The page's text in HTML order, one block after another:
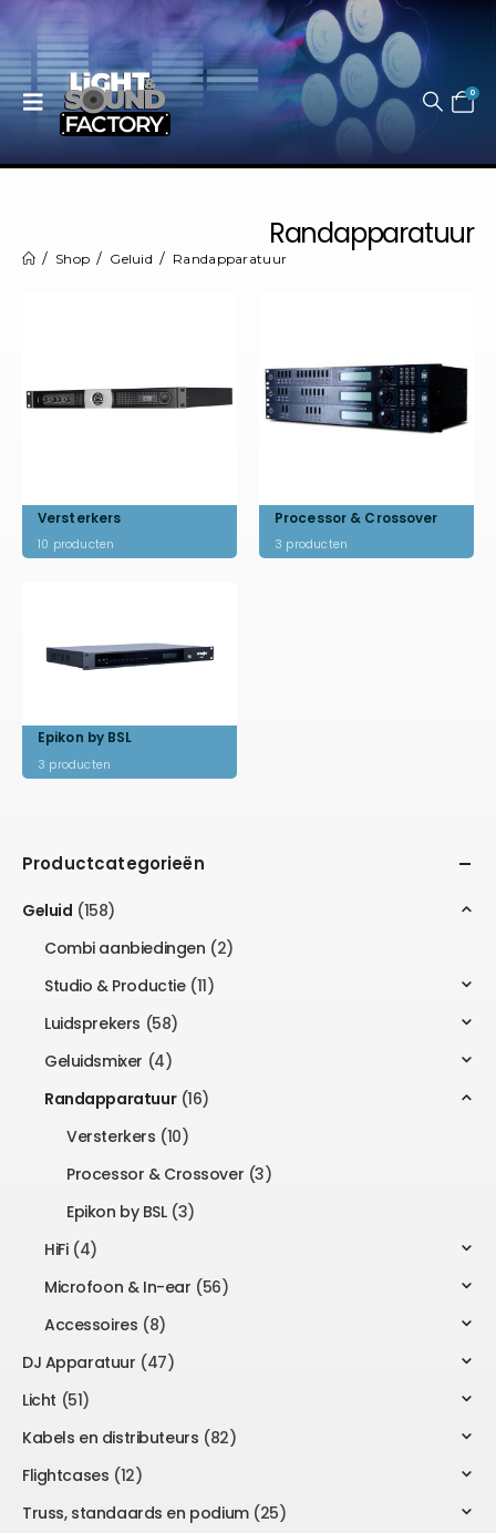
0
Randapparatuur
Shop Geluid Randapparatuur
Versterkers
10 producten
Processor & Crossover
3 producten
Epikon by BSL
3 producten
Productcategorieën
Geluid (158)
Combi aanbiedingen (2)
Studio & Productie (11)
Luidsprekers (58)
Geluidsmixer (4)
Randapparatuur (16)
Versterkers (10)
Processor & Crossover (3)
Epikon by BSL (3)
HiFi (4)
Microfoon & In-ear (56)
Accessoires (8)
DJ Apparatuur (47)
Licht (51)
Kabels en distributeurs (82)
Flightcases (12)
Truss, standaards en podium (25)